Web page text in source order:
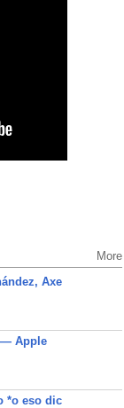
More
Axe
— Apple
*o eso dic